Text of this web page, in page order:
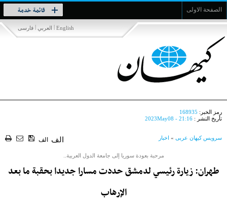
الصفحة الاولى قائمة خدمة
Toggle
navigation
فارسی | العربي | English
رمز الخبر: 168935
تأريخ النشر : 2023May08 - 21:16
سرویس کیهان عربی » اخبار الف الف
مرحبة بعودة سوريا إلى جامعة الدول العربية..
طهران: زيارة رئیسي لدمشق حددت مسارا جديدا بحقبة ما بعد
الإرهاب